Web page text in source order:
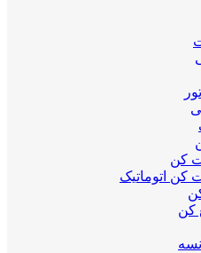
کن
کن اتوماتیک
کن